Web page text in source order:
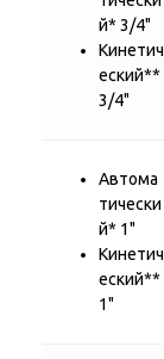
й* 3/4"
Кинетич
еский**
3/4"
Автома
тически
й* 1"
Кинетич
еский**
1"